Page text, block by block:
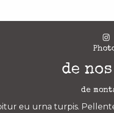
de
de
eu urna turpis.